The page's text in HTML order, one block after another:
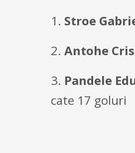
1. Stroe
2. Antohe
3. Pandele
cate 17 goluri